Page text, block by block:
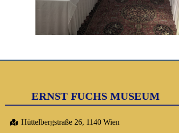
ERNST FUCHS MUSEUM
Hüttelbergstraße 26, 1140 Wien